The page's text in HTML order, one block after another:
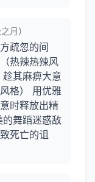
月）
疏忽的间
热辣热辣风
其麻痹大意
格） 用优雅
时释放出精
舞蹈迷惑敌
死亡的诅